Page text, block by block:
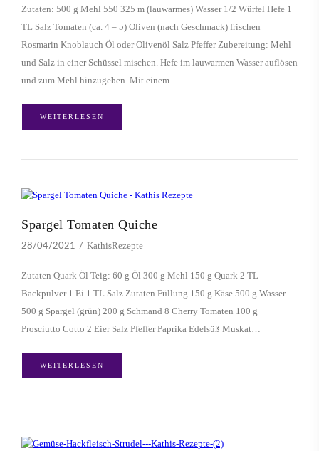
Zutaten: 500 g Mehl 550 325 m (lauwarmes) Wasser 1/2 Würfel Hefe 1
TL Salz Tomaten (ca. 4 – 5) Oliven (nach Geschmack) frischen
Rosmarin Knoblauch Öl oder Olivenöl Salz Pfeffer Zubereitung: Mehl
und Salz in einer Schüssel mischen. Hefe im lauwarmen Wasser auflösen
und zum Mehl hinzugeben. Mit einem…
WEITERLESEN
Spargel Tomaten Quiche
28/04/2021 KathisRezepte
Zutaten Quark Öl Teig: 60 g Öl 300 g Mehl 150 g Quark 2 TL
Backpulver 1 Ei 1 TL Salz Zutaten Füllung 150 g Käse 500 g Wasser
500 g Spargel (grün) 200 g Schmand 8 Cherry Tomaten 100 g
Prosciutto Cotto 2 Eier Salz Pfeffer Paprika Edelsüß Muskat…
WEITERLESEN